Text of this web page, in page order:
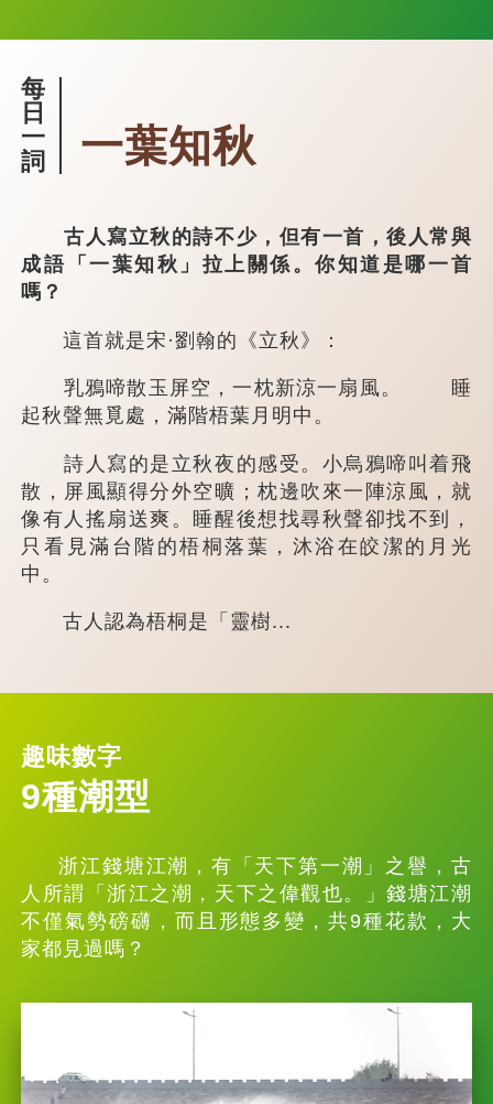
每
日
一
詞
一葉知秋
古人寫立秋的詩不少，但有一首，後人常與
成語「一葉知秋」拉上關係。你知道是哪一首
嗎？
這首就是宋·劉翰的《立秋》：
乳鴉啼散玉屏空，一枕新涼一扇風。 睡
起秋聲無覓處，滿階梧葉月明中。
詩人寫的是立秋夜的感受。小烏鴉啼叫着飛
散，屏風顯得分外空曠；枕邊吹來一陣涼風，就
像有人搖扇送爽。睡醒後想找尋秋聲卻找不到，
只看見滿台階的梧桐落葉，沐浴在皎潔的月光
中。
古人認為梧桐是「靈樹...
趣味數字
9種潮型
浙江錢塘江潮，有「天下第一潮」之譽，古
人所謂「浙江之潮，天下之偉觀也。」錢塘江潮
不僅氣勢磅礴，而且形態多變，共9種花款，大
家都見過嗎？